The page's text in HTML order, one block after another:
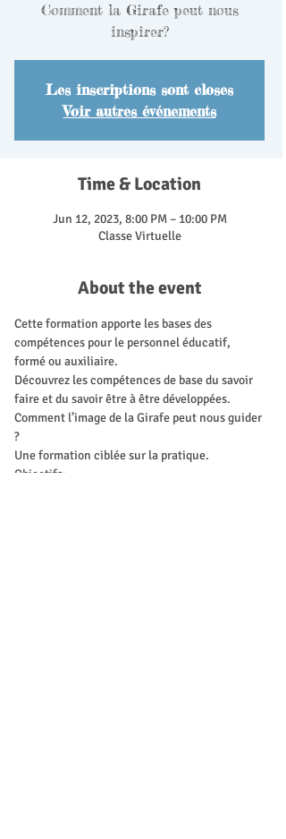
Comment la Girafe peut nous
inspirer?
Les inscriptions sont closes
Voir autres événements
Time & Location
Jun 12, 2023, 8:00 PM – 10:00 PM
Classe Virtuelle
About the event
Cette formation apporte les bases des
compétences pour le personnel éducatif,
formé ou auxiliaire.
Découvrez les compétences de base du savoir
faire et du savoir être à être développées.
Comment l’image de la Girafe peut nous guider
?
Une formation ciblée sur la pratique.
Objectifs: